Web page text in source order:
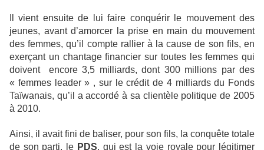
Il vient ensuite de lui faire conquérir le mouvement des
jeunes, avant d’amorcer la prise en main du mouvement
des femmes, qu’il compte rallier à la cause de son fils, en
exerçant un chantage financier sur toutes les femmes qui
doivent encore 3,5 milliards, dont 300 millions par des
« femmes leader » , sur le crédit de 4 milliards du Fonds
Taïwanais, qu’il a accordé à sa clientèle politique de 2005
à 2010.
Ainsi, il avait fini de baliser, pour son fils, la conquête totale
de son parti, le PDS, qui est la voie royale pour légitimer